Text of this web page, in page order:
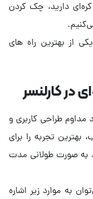
دارید، چک کردن
از بهترین راه های
در کارلنسر
مداوم طراحی کاربری و
تجربه را برای
به صورت طولانی مدت
به موارد زیر اشاره